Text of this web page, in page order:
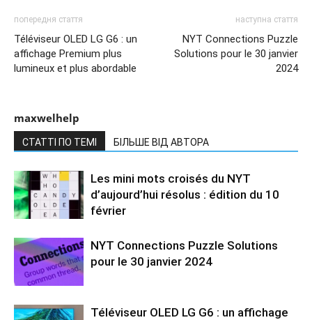
попередня стаття
Téléviseur OLED LG G6 : un
affichage Premium plus
lumineux et plus abordable
наступна стаття
NYT Connections Puzzle
Solutions pour le 30 janvier
2024
maxwelhelp
СТАТТІ ПО ТЕМІ БІЛЬШЕ ВІД АВТОРА
Les mini mots croisés du NYT
d’aujourd’hui résolus : édition du 10
février
NYT Connections Puzzle Solutions
pour le 30 janvier 2024
Téléviseur OLED LG G6 : un affichage